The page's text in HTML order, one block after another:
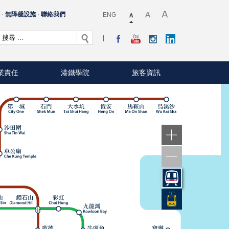
無障礙設施 聯絡我們 ENG
責任 港鐵學院 旅客資訊